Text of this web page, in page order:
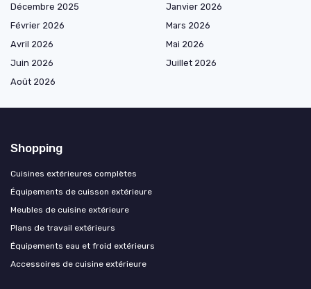
Décembre 2025
Janvier 2026
Février 2026
Mars 2026
Avril 2026
Mai 2026
Juin 2026
Juillet 2026
Août 2026
Shopping
Cuisines extérieures complètes
Équipements de cuisson extérieure
Meubles de cuisine extérieure
Plans de travail extérieurs
Équipements eau et froid extérieurs
Accessoires de cuisine extérieure